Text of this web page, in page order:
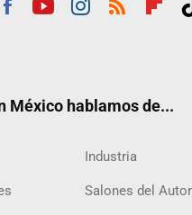
México hablamos de...
Industria
Salones del